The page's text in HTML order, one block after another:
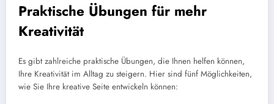
Praktische Übungen für mehr
Kreativität
Es gibt zahlreiche praktische Übungen, die Ihnen helfen können,
Ihre Kreativität im Alltag zu steigern. Hier sind fünf Möglichkeiten,
wie Sie Ihre kreative Seite entwickeln können: